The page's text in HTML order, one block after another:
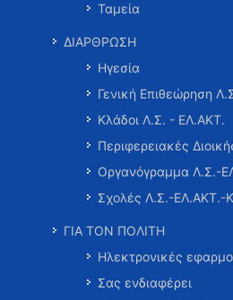
Ταμεία
ΔΙΑΡΘΡΩΣΗ
Ηγεσία
Γενική Επιθεώρηση
Κλάδοι Λ.Σ. - ΕΛ.ΑΚΤ.
Περιφερειακές
Οργανόγραμμα Λ.Σ.-
Σχολές Λ.Σ.-ΕΛ.ΑΚΤ.-
ΓΙΑ ΤΟΝ ΠΟΛΙΤΗ
Ηλεκτρονικές
Σας ενδιαφέρει